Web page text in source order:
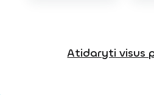
Atidaryti visus